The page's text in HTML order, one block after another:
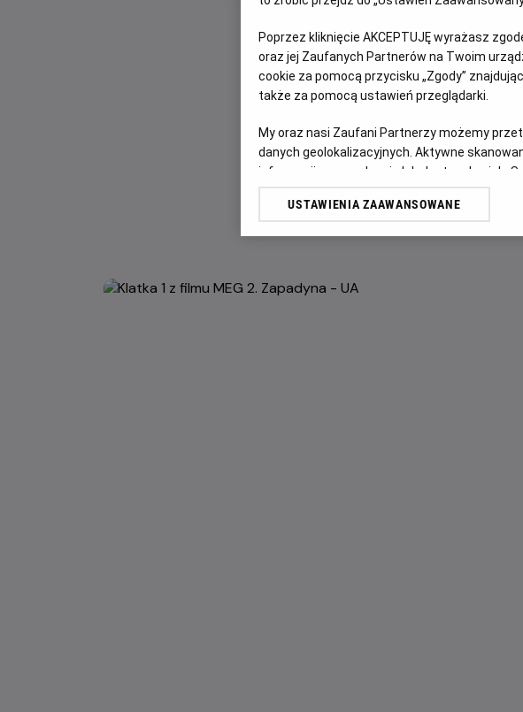
OPIS
«Мег 2:
Ву Джингом,
коли
виживання.
випередити,
Poprzez kliknięcie AKCEPTUJĘ wyrażasz
oraz jej Zaufanych Partnerów na Twoim
cookie za pomocą przycisku „Zgody”
także za pomocą ustawień przeglądarki.
My oraz nasi Zaufani Partnerzy możemy
danych geolokalizacyjnych. Aktywne
informacji na urządzeniu lub dostęp do nich.
odbiorców i ulepszanie usług.
USTAWIENIA ZAAWANSOWANE